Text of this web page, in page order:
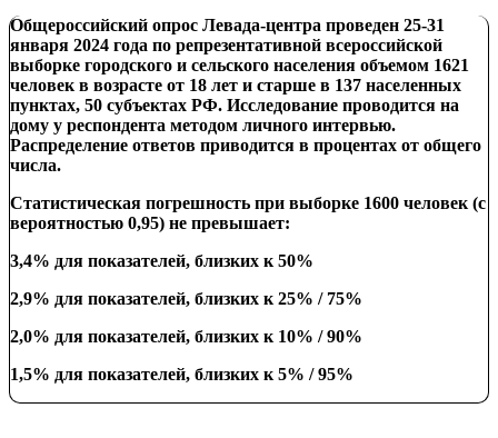
Общероссийский опрос Левада-центра проведен 25-31
января 2024 года по репрезентативной всероссийской
выборке городского и сельского населения объемом 1621
человек в возрасте от 18 лет и старше в 137 населенных
пунктах, 50 субъектах РФ. Исследование проводится на
дому у респондента методом личного интервью.
Распределение ответов приводится в процентах от общего
числа.
Статистическая погрешность при выборке 1600 человек (с
вероятностью 0,95) не превышает:
3,4% для показателей, близких к 50%
2,9% для показателей, близких к 25% / 75%
2,0% для показателей, близких к 10% / 90%
1,5% для показателей, близких к 5% / 95%